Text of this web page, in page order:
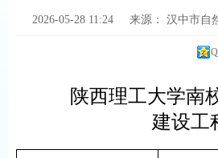
2026-05-28 11:24 来源： 汉中市自
陕西理工大学南
建设工